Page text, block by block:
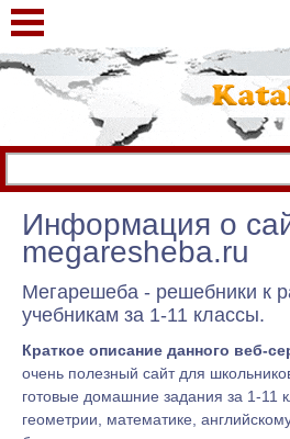
Информация о
megaresheba.ru
Мегарешеба - решебники к
учебникам за 1-11 классы.
Краткое описание данного веб-
очень полезный сайт для
готовые домашние задания за 1-11
геометрии, математике,